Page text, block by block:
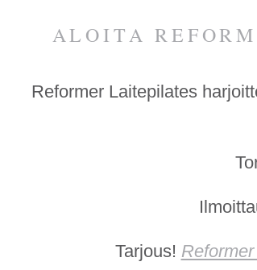
ALOITA
Reformer Laitepilates
Tarjous!